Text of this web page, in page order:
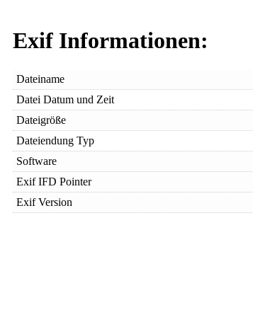
Exif Informationen:
Dateiname
Datei Datum und Zeit
Dateigröße
Dateiendung Typ
Software
Exif IFD Pointer
Exif Version